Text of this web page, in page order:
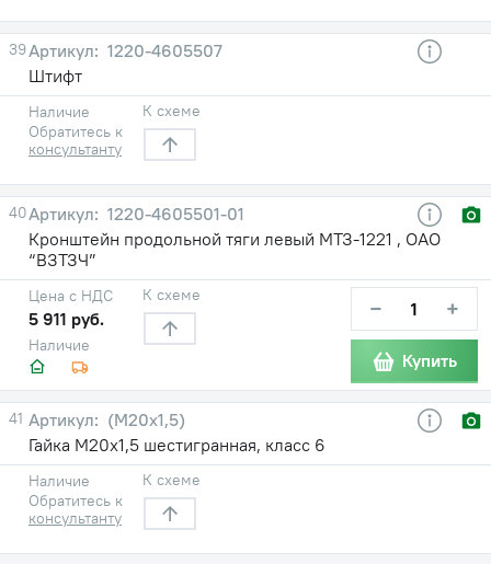
39
1220-4605507
Штифт
Наличие
Обратитесь к
консультанту
К схеме
40
1220-4605501-01
Кронштейн продольной тяги левый МТЗ-1221 , ОАО
“ВЗТЗЧ”
Наличие
Цена с НДС
5 911 руб.
К схеме − +
Купить
41
(М20х1,5)
Гайка М20х1,5 шестигранная, класс 6
Наличие
Обратитесь к
консультанту
К схеме